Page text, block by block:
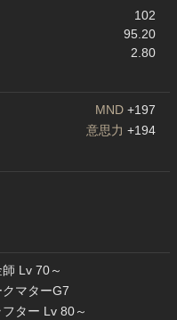
102
95.20
2.80
MND +197
意思力 +194
師 Lv 70～
クマターG7
フター Lv 80～